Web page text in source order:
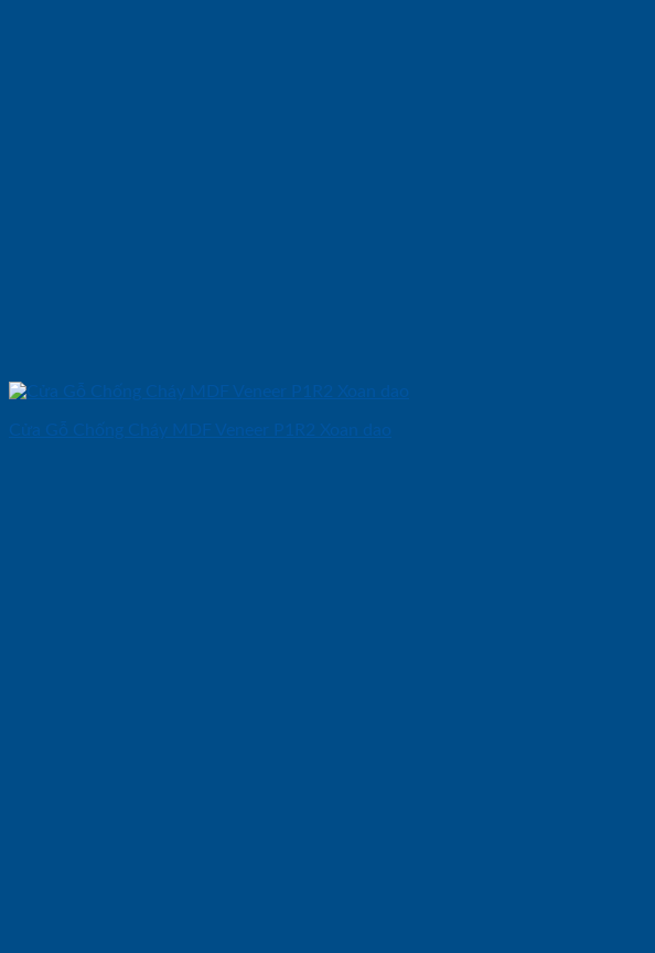
Cửa Gỗ Chống Cháy MDF Veneer P1R2 Xoan dao